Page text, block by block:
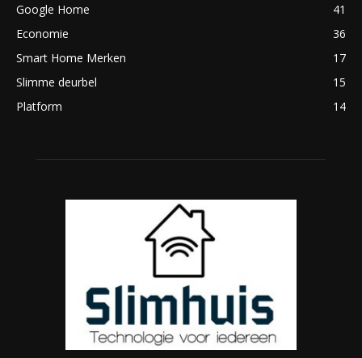
Google Home
41
Economie
36
Smart Home Merken
17
Slimme deurbel
15
Platform
14